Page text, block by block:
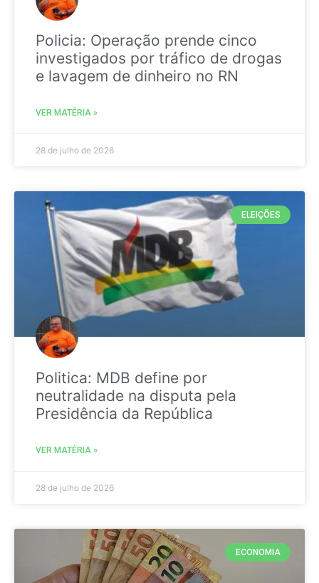
Policia: Operação prende cinco
investigados por tráfico de drogas
e lavagem de dinheiro no RN
VER MATÉRIA »
28 de julho de 2026
ELEIÇÕES
Politica: MDB define por
neutralidade na disputa pela
Presidência da República
VER MATÉRIA »
28 de julho de 2026
ECONOMIA